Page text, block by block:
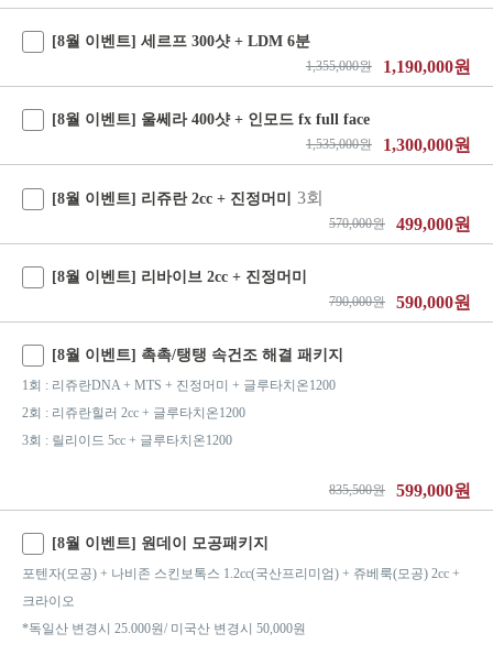
[8월 이벤트] 세르프 300샷 + LDM 6분
1,190,000원
1,355,000원
[8월 이벤트] 울쎄라 400샷 + 인모드 fx full face
1,300,000원
1,535,000원
[8월 이벤트] 리쥬란 2cc + 진정머미
3회
499,000원
570,000원
[8월 이벤트] 리바이브 2cc + 진정머미
590,000원
790,000원
[8월 이벤트] 촉촉/탱탱 속건조 해결 패키지
1회 : 리쥬란DNA + MTS + 진정머미 + 글루타치온1200
2회 : 리쥬란힐러 2cc + 글루타치온1200
3회 : 릴리이드 5cc + 글루타치온1200
599,000원
835,500원
[8월 이벤트] 원데이 모공패키지
포텐자(모공) + 나비존 스킨보톡스 1.2cc(국산프리미엄) + 쥬베룩(모공) 2cc +
크라이오
*독일산 변경시 25.000원/ 미국산 변경시 50,000원